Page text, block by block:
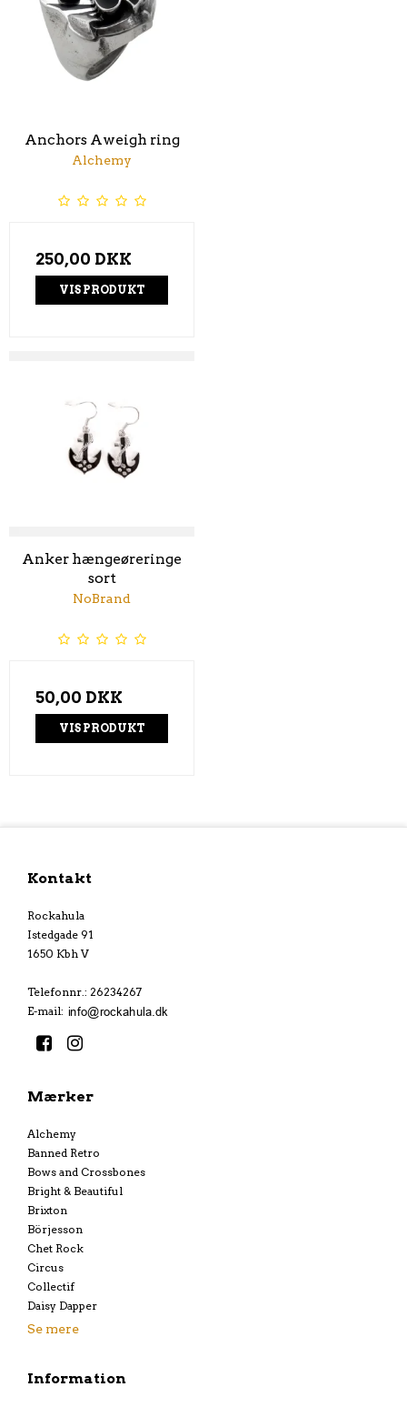
Anchors Aweigh ring
Alchemy
250,00 DKK
VIS PRODUKT
Anker hængeøreringe
sort
NoBrand
50,00 DKK
VIS PRODUKT
Kontakt
Rockahula
Istedgade 91
1650 Kbh V
Telefonnr.: 26234267
E-mail:
Mærker
Alchemy
Banned Retro
Bows and Crossbones
Bright & Beautiful
Brixton
Börjesson
Chet Rock
Circus
Collectif
Daisy Dapper
Se mere
Information